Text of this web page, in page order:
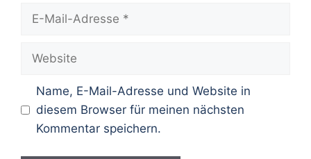
Website
Name, E-Mail-Adresse und Website in
diesem Browser für meinen nächsten
Kommentar speichern.